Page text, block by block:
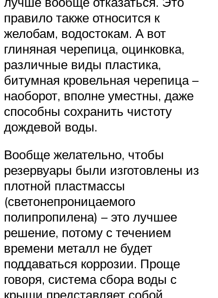
правило также относится к
желобам, водостокам. А вот
глиняная черепица, оцинковка,
различные виды пластика,
битумная кровельная черепица –
наоборот, вполне уместны, даже
способны сохранить чистоту
дождевой воды.
Вообще желательно, чтобы
резервуары были изготовлены из
плотной пластмассы
(светонепроницаемого
полипропилена) – это лучшее
решение, потому с течением
времени металл не будет
поддаваться коррозии. Проще
говоря, система сбора воды с
крыши представляет собой